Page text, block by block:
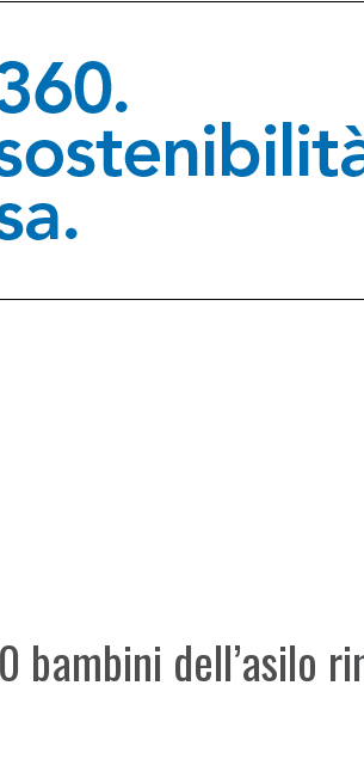
ARRIVANO I TEMPORALI MA NON BASTA
DI FESTA TRA CORSA, MUSICA E TRADIZIONE
bambini dell’asilo